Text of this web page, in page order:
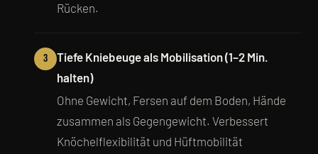
Rücken.
3
Tiefe Kniebeuge als Mobilisation (1–2 Min.
halten)
Ohne Gewicht, Fersen auf dem Boden, Hände
zusammen als Gegengewicht. Verbessert
Knöchelflexibilität und Hüftmobilität